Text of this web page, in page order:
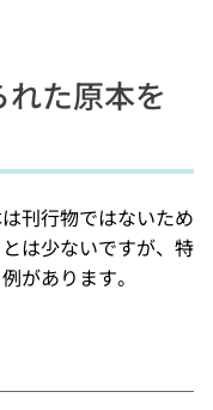
た原本を
刊行物ではないため
は少ないですが、特
があります。